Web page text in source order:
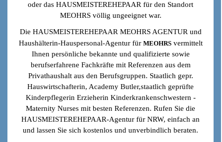
oder das HAUSMEISTEREHEPAAR für den Standort
MEOHRS völlig ungeeignet war.
Die HAUSMEISTEREHEPAAR MEOHRS AGENTUR und
Haushälterin-Hauspersonal-Agentur für MEOHRS vermittelt
Ihnen persönliche bekannte und qualifizierte sowie
berufserfahrene Fachkräfte mit Referenzen aus dem
Privathaushalt aus den Berufsgruppen. Staatlich gepr.
Hauswirtschafterin, Academy Butler,staatlich geprüfte
Kinderpflegerin Erzieherin Kinderkrankenschwestern -
Maternity Nurses mit besten Referenzen.Rufen Sie die
HAUSMEISTEREHEPAAR-Agentur für NRW, einfach an
und lassen Sie sich kostenlos und unverbindlich beraten.